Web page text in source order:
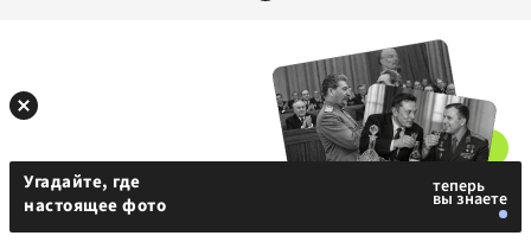
Угадайте, где
настоящее фото